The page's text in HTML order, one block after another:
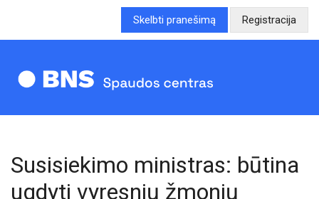
Skelbti pranešimą Registracija
Susisiekimo ministras: būtina
ugdyti vyresnių žmonių